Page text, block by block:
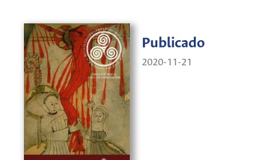
Publicado
2020-11-21